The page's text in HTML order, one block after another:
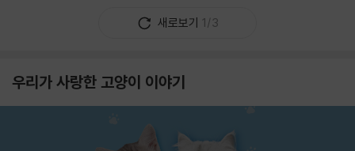
새로보기 1/3
우리가 사랑한 고양이 이야기